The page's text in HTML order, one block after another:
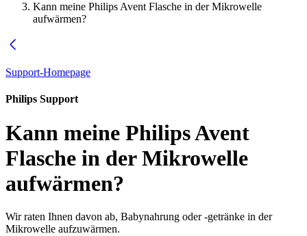
Kann meine Philips Avent Flasche in der Mikrowelle
aufwärmen?
Support-Homepage
Philips Support
Kann meine Philips Avent
Flasche in der Mikrowelle
aufwärmen?
Wir raten Ihnen davon ab, Babynahrung oder -getränke in der
Mikrowelle aufzuwärmen.